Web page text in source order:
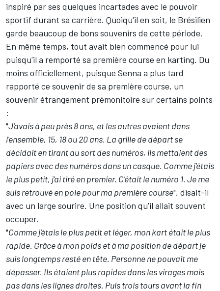
inspiré par ses quelques incartades avec le pouvoir
sportif durant sa carrière. Quoiqu'il en soit, le Brésilien
garde beaucoup de bons souvenirs de cette période.
En même temps, tout avait bien commencé pour lui
puisqu'il a remporté sa première course en karting. Du
moins officiellement, puisque Senna a plus tard
rapporté ce souvenir de sa première course, un
souvenir étrangement prémonitoire sur certains points
:
"J'avais à peu près 8 ans, et les autres avaient dans
l'ensemble, 15, 18 ou 20 ans. La grille de départ se
décidait en tirant au sort des numéros, ils mettaient des
papiers avec des numéros dans un casque. Comme j'étais
le plus petit, j'ai tiré en premier. C'était le numéro 1. Je me
suis retrouvé en pole pour ma première course". disait-il
avec un large sourire. Une position qu'il allait souvent
occuper.
"Comme j'étais le plus petit et léger, mon kart était le plus
rapide. Grâce à mon poids et à ma position de départ je
suis longtemps resté en tête. Personne ne pouvait me
dépasser. Ils étaient plus rapides dans les virages mais
pas dans les lignes droites. Puis trois tours avant la fin